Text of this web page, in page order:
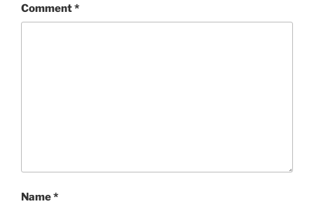
Comment*
Name*